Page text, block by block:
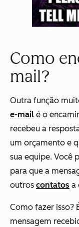
Como
mail?
Outra função
e-mail é o
recebeu a
um orçamento e
sua equipe. Você
para que a
outros contatos a
Como fazer isso?
mensagem